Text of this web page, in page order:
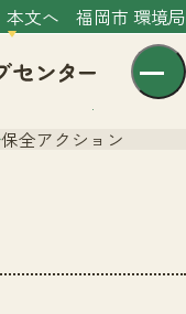
本文へ 福岡市 環境局
保全アクション